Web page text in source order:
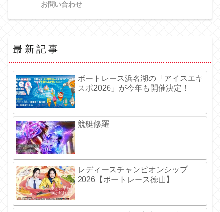
お問い合わせ
最新記事
ボートレース浜名湖の「アイスエキ
スポ2026」が今年も開催決定！
競艇修羅
レディースチャンピオンシップ
2026【ボートレース徳山】